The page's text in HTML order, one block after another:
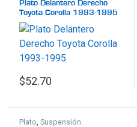
Plato Delantero Derecho
Toyota Corolla 1993-1995
$52.70
Plato,Suspensión